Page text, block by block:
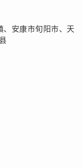
、安康市旬阳市、天